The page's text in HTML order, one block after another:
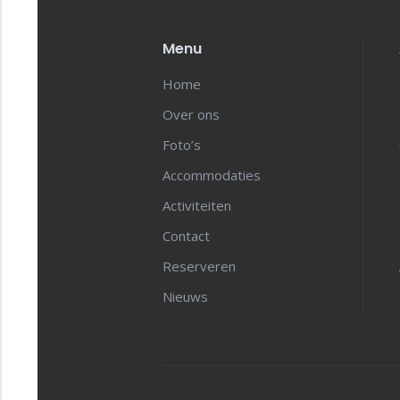
Menu
Home
Over ons
Foto’s
Accommodaties
Activiteiten
Contact
Reserveren
Nieuws